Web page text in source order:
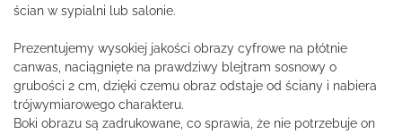
ścian w sypialni lub salonie.
Prezentujemy wysokiej jakości obrazy cyfrowe na płótnie
canwas, naciągnięte na prawdziwy blejtram sosnowy o
grubości 2 cm, dzięki czemu obraz odstaje od ściany i nabiera
trójwymiarowego charakteru.
Boki obrazu są zadrukowane, co sprawia, że nie potrzebuje on